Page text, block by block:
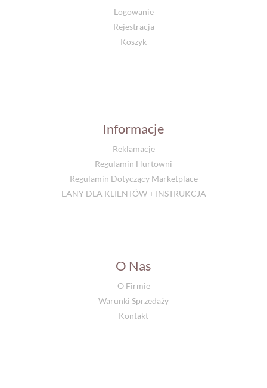
Logowanie
Rejestracja
Koszyk
Informacje
Reklamacje
Regulamin Hurtowni
Regulamin Dotyczący Marketplace
EANY DLA KLIENTÓW + INSTRUKCJA
O Nas
O Firmie
Warunki Sprzedaży
Kontakt